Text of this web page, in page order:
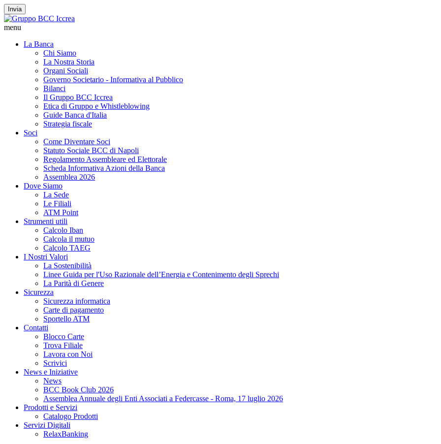
Invia
menu
La Banca
Chi Siamo
La Nostra Storia
Organi Sociali
Governo Societario - Informativa al Pubblico
Bilanci
Il Gruppo BCC Iccrea
Etica di Gruppo e Whistleblowing
Guide Banca d'Italia
Strategia fiscale
Soci
Come Diventare Soci
Statuto Sociale BCC di Napoli
Regolamento Assembleare ed Elettorale
Scheda Informativa Azioni della Banca
Assemblea 2026
Dove Siamo
La Sede
Le Filiali
ATM Point
Strumenti utili
Calcolo Iban
Calcola il mutuo
Calcolo TAEG
I Nostri Valori
La Sostenibilità
Linee Guida per l'Uso Razionale dell’Energia e Contenimento degli Sprechi
La Parità di Genere
Sicurezza
Sicurezza informatica
Carte di pagamento
Sportello ATM
Contatti
Blocco Carte
Trova Filiale
Lavora con Noi
Scrivici
News e Iniziative
News
BCC Book Club 2026
Assemblea Annuale degli Enti Associati a Federcasse - Roma, 17 luglio 2026
Prodotti e Servizi
Catalogo Prodotti
Servizi Digitali
RelaxBanking